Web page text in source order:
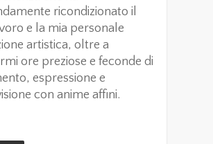
ricondizionato il
e la mia personale
artistica, oltre a
ore preziose e feconde di
espressione e
con anime affini.